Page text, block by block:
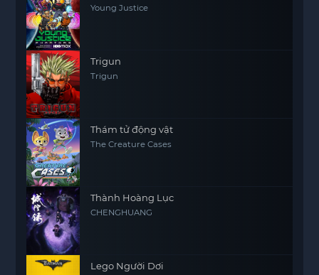
Young Justice
Trigun
Trigun
Thám tử động vật
The Creature Cases
Thành Hoàng Lục
CHENGHUANG
Lego Người Dơi